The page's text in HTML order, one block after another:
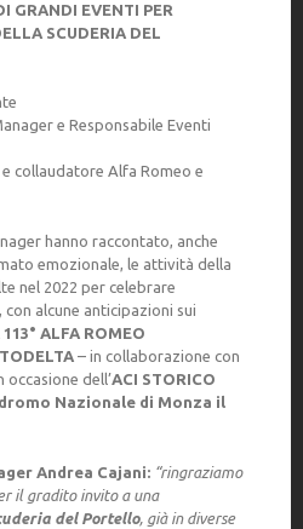
GRANDI EVENTI PER
SCUDERIA DEL
e Responsabile Eventi
collaudatore Alfa Romeo e
hanno raccontato, anche
emozionale, le attività della
nel 2022 per celebrare
alcune anticipazioni sui
113° ALFA ROMEO
– in collaborazione con
occasione dell’ACI STORICO
Nazionale di Monza il
Andrea Cajani: “ringraziamo
il gradito invito a una
del Portello, già in diverse